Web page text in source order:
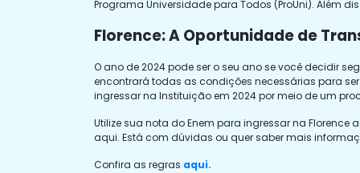
Programa Universidade para Todos (ProUni). Além
Florence: A Oportunidade de
O ano de 2024 pode ser o seu ano se você decidir
encontrará todas as condições necessárias para
ingressar na Instituição em 2024 por meio de um
Utilize sua nota do Enem para ingressar na
aqui. Está com dúvidas ou quer saber mais
Confira as regras aqui.